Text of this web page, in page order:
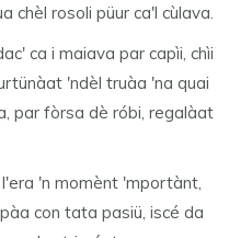
chèl rosoli püur ca'l cùlava.
ca i maiava par capìi, chìi
'ndèl truàa 'na quai
par fòrsa dè róbi, regalàat
'n momènt 'mportànt,
con tata pasiü, iscé da